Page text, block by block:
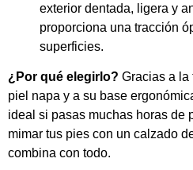
exterior dentada, ligera y
proporciona una tracción
superficies.
¿Por qué elegirlo? Gracias a la
piel napa y a su base
ideal si pasas muchas horas de
mimar tus pies con un calzado
combina con todo.